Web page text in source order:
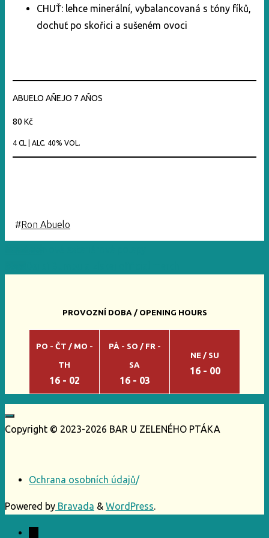
CHUŤ: lehce minerální, vybalancovaná s tóny fíků,
dochuť po skořici a sušeném ovoci
ABUELO AÑEJO 7 AÑOS
80 Kč
4 CL | ALC. 40% VOL.
#Ron Abuelo
PROVOZNÍ DOBA / OPENING HOURS
PO - ČT / MO -
TH
16 - 02
PÁ - SO / FR -
SA
16 - 03
NE / SU
16 - 00
Copyright © 2023-2026 BAR U ZELENÉHO PTÁKA
Ochrana osobních údajů/
Powered by Bravada & WordPress.